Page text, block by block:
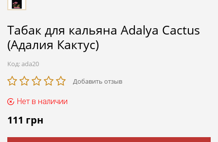
Табак для кальяна Adalya Cactus
(Адалия Кактус)
Код:ada20
Добавить отзыв
Нет в наличии
111 грн